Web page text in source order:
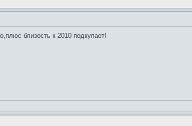
близость к 2010 подкупает!